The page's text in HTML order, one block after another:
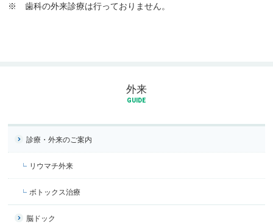
※ 歯科の外来診療は行っておりません。
外来
GUIDE
診療・外来のご案内
リウマチ外来
ボトックス治療
脳ドック